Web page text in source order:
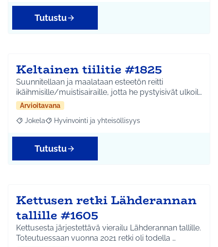
Tutustu
Keltainen tiilitie #1825
Suunnitellaan ja maalataan esteetön reitti
ikäihmisille/muistisairaille, jotta he pystyisivät ulkoil…
Arvioitavana
Rajaa tulokset aihepiirin mukaan: Jokela
Jokela Rajaa tulokset teeman mukaan: Hyvinvointi ja
Hyvinvointi ja yhteisöllisyys
Tutustu
Kettusen retki Lähderannan
tallille #1605
Kettusesta järjestettävä vierailu Lähderannan tallille.
Toteutuessaan vuonna 2021 retki oli todella …